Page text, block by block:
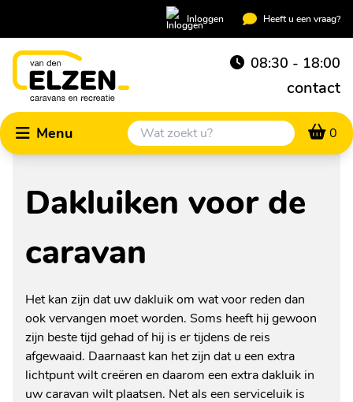
Inloggen Heeft u een vraag?
08:30 - 18:00
contact
Menu 0
Dakluiken voor de
caravan
Het kan zijn dat uw dakluik om wat voor reden dan
ook vervangen moet worden. Soms heeft hij gewoon
zijn beste tijd gehad of hij is er tijdens de reis
afgewaaid. Daarnaast kan het zijn dat u een extra
lichtpunt wilt creëren en daarom een extra dakluik in
uw caravan wilt plaatsen. Net als een serviceluik is